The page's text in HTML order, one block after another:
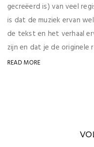
gecreëerd is) van veel
is dat de muziek ervan
de tekst en het verhaal
zijn en dat je de originele
READ MORE